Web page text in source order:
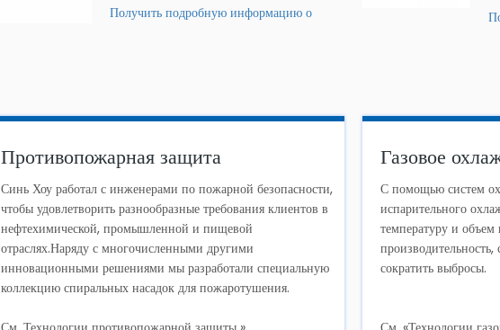
Получить подробную информацию о
Противопожарная защита
Синь Хоу работал с инженерами по пожарной безопасности,
чтобы удовлетворить разнообразные требования клиентов в
нефтехимической, промышленной и пищевой
отраслях.Наряду с многочисленными другими
инновационными решениями мы разработали специальную
коллекцию спиральных насадок для пожаротушения.
Газовое
С помощью систем
испарительного
температуру и объем
сократить выбросы.